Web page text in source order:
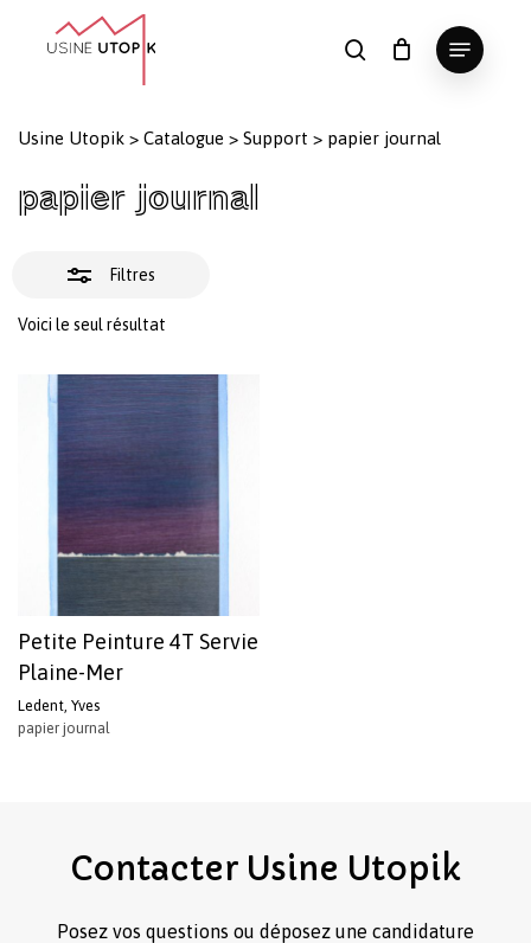
search
Menu
Panier Fermer
le
Usine Utopik > Catalogue > Support > papier journal
papier journal
Filtres
Voici le seul résultat
Fermer
les
Petite Peinture 4T Servie
Plaine-Mer
Ledent, Yves
papier journal
Contacter Usine Utopik
Posez vos questions ou déposez une candidature
Close